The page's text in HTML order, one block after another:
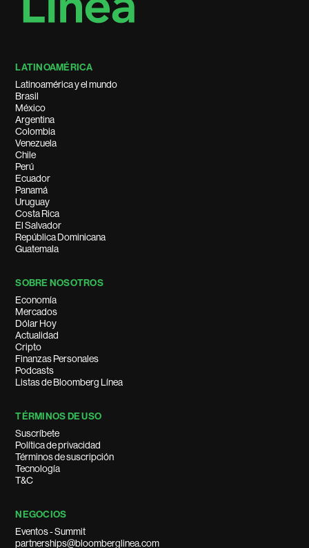
LATINOAMÉRICA
Latinoamérica y el mundo
Brasil
México
Argentina
Colombia
Venezuela
Chile
Perú
Ecuador
Panamá
Uruguay
Costa Rica
El Salvador
República Dominicana
Guatemala
SOBRE NOSOTROS
Economía
Mercados
Dólar Hoy
Actualidad
Cripto
Finanzas Personales
Podcasts
Listas de Bloomberg Línea
TÉRMINOS DE USO
Suscríbete
Política de privacidad
Términos de suscripción
Tecnología
T&C
NEGOCIOS
Eventos - Summit
partnerships@bloomberglinea.com